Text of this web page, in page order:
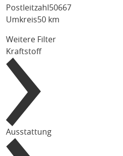
Postleitzahl
Umkreis50 km
Weitere Filter
Kraftstoff
Ausstattung